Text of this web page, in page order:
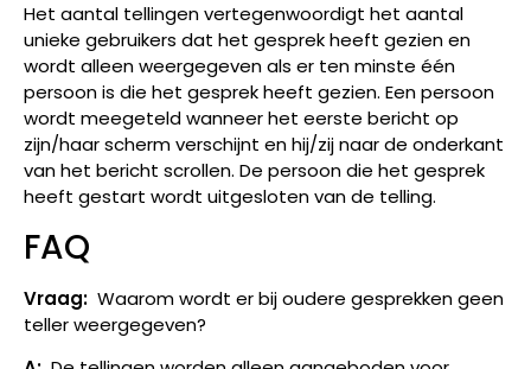
Het aantal tellingen vertegenwoordigt het aantal
unieke gebruikers dat het gesprek heeft gezien en
wordt alleen weergegeven als er ten minste één
persoon is die het gesprek heeft gezien. Een persoon
wordt meegeteld wanneer het eerste bericht op
zijn/haar scherm verschijnt en hij/zij naar de onderkant
van het bericht scrollen. De persoon die het gesprek
heeft gestart wordt uitgesloten van de telling.
FAQ
Vraag: Waarom wordt er bij oudere gesprekken geen
teller weergegeven?